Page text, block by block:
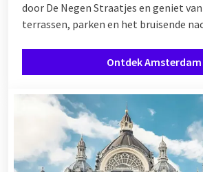
door De Negen Straatjes en geniet
terrassen, parken en het bruisende
Ontdek Amsterdam